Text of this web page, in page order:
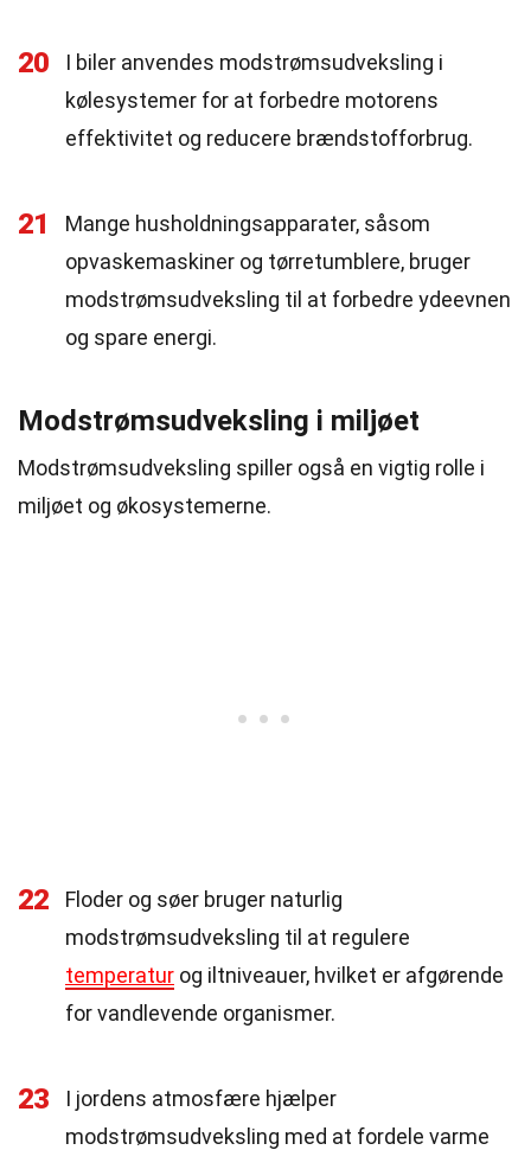
20
I biler anvendes modstrømsudveksling i
kølesystemer for at forbedre motorens
effektivitet og reducere brændstofforbrug.
21
Mange husholdningsapparater, såsom
opvaskemaskiner og tørretumblere, bruger
modstrømsudveksling til at forbedre ydeevnen
og spare energi.
Modstrømsudveksling i miljøet
Modstrømsudveksling spiller også en vigtig rolle i
miljøet og økosystemerne.
22
Floder og søer bruger naturlig
modstrømsudveksling til at regulere
temperatur og iltniveauer, hvilket er afgørende
for vandlevende organismer.
23
I jordens atmosfære hjælper
modstrømsudveksling med at fordele varme